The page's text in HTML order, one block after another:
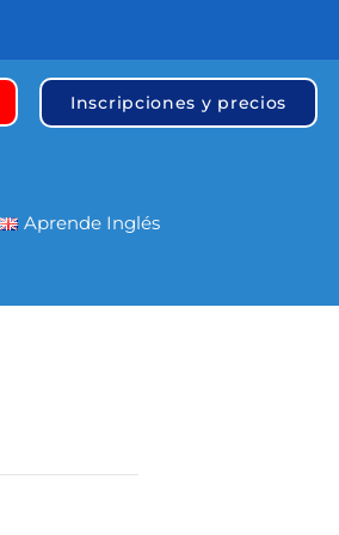
Inscripciones y precios
Aprende Inglés